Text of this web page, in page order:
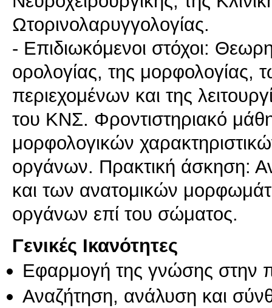
Ωτορινολαρυγγολογίας.
- Επιδιωκόμενοι στόχοι:
ορολογίας, της
περιεχομένων και της
του ΚΝΣ. Φροντιστηριακό
μορφολογικών
οργάνων. Πρακτική άσκηση:
και των ανατομικών
Γενικές Ικανότητες
Εφαρμογή της γνώσης στην
Αναζήτηση, ανάλυση και